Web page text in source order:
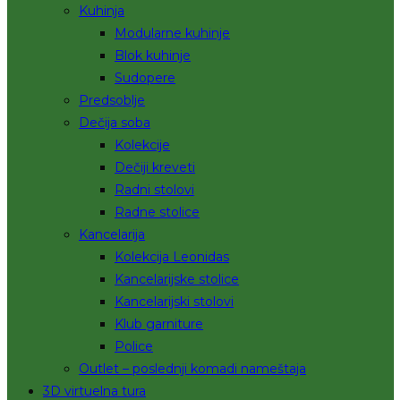
Kuhinja
Modularne kuhinje
Blok kuhinje
Sudopere
Predsoblje
Dečija soba
Kolekcije
Dečiji kreveti
Radni stolovi
Radne stolice
Kancelarija
Kolekcija Leonidas
Kancelarijske stolice
Kancelarijski stolovi
Klub garniture
Police
Outlet – poslednji komadi nameštaja
3D virtuelna tura